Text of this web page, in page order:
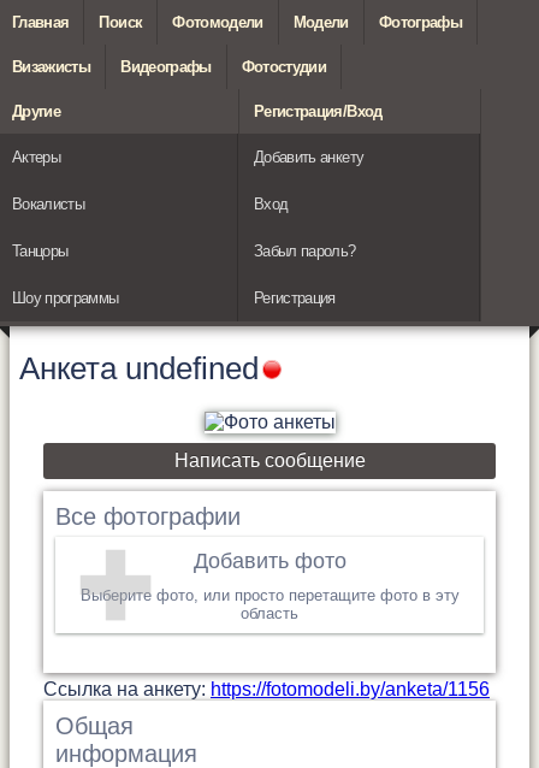
Главная Поиск Фотомодели Модели Фотографы
Визажисты Видеографы Фотостудии
Другие
Актеры
Вокалисты
Танцоры
Шоу программы
Регистрация/Вход
Добавить анкету
Вход
Забыл пароль?
Регистрация
Анкета undefined
Написать сообщение
Все фотографии
Добавить фото
Выберите фото, или просто перетащите фото в эту
область
Cсылка на анкету: https://fotomodeli.by/anketa/1156
Общая
информация